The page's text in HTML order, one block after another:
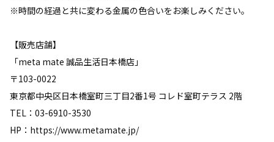
※時間の経過と共に変わる金属の色合いをお楽しみください。
【販売店舗】
「meta mate 誠品生活日本橋店」
〒103-0022
東京都中央区日本橋室町三丁目2番1号 コレド室町テラス 2階
TEL：03-6910-3530
HP：https://www.metamate.jp/